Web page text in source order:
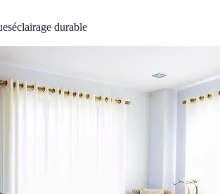
éclairage durable